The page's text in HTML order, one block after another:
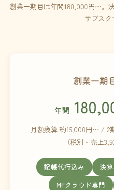
創業一期目は年間180,000円〜。
サブスク
創業一期
年間
月額換算 約15,000円〜 / 2
（税別・売上
記帳代行込み 決
MFクラウド専門